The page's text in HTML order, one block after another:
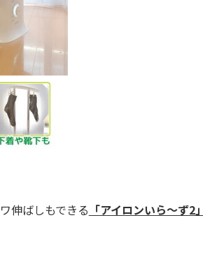
伸ばしもできる 「アイロンいら～ず2